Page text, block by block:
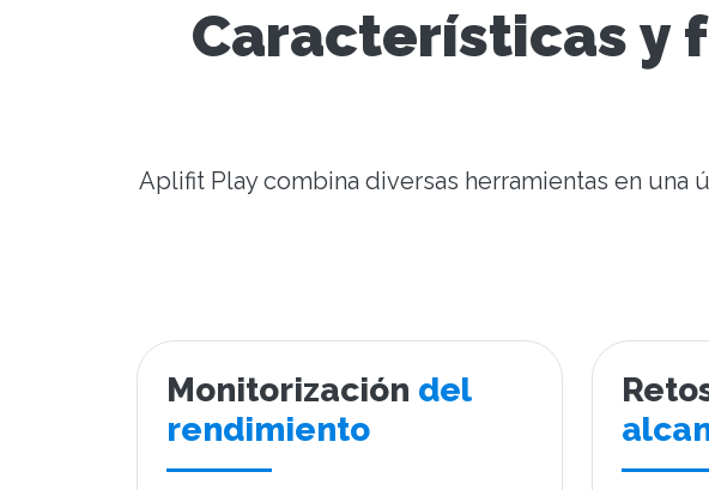
Características y
Aplifit Play combina diversas herramientas en una
Monitorización del
rendimiento